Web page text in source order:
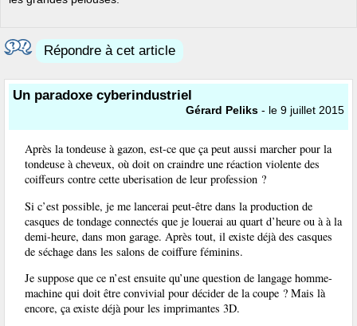
Répondre à cet article
Un paradoxe cyberindustriel
Gérard Peliks - le 9 juillet 2015
Après la tondeuse à gazon, est-ce que ça peut aussi marcher pour la
tondeuse à cheveux, où doit on craindre une réaction violente des
coiffeurs contre cette uberisation de leur profession ?
Si c’est possible, je me lancerai peut-être dans la production de
casques de tondage connectés que je louerai au quart d’heure ou à à la
demi-heure, dans mon garage. Après tout, il existe déjà des casques
de séchage dans les salons de coiffure féminins.
Je suppose que ce n’est ensuite qu’une question de langage homme-
machine qui doit être convivial pour décider de la coupe ? Mais là
encore, ça existe déjà pour les imprimantes 3D.